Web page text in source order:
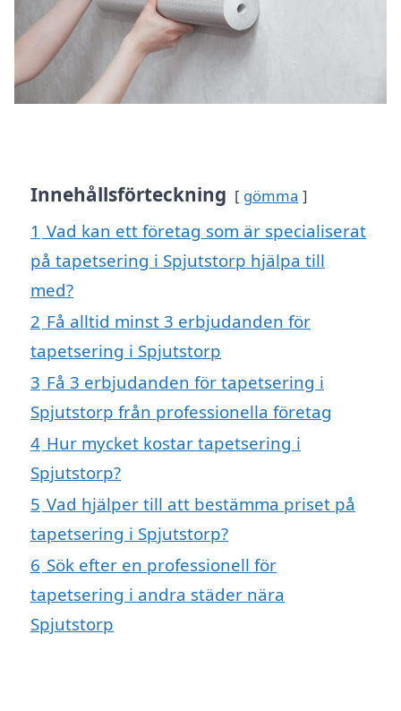
Innehållsförteckning gömma
1 Vad kan ett företag som är specialiserat
på tapetsering i Spjutstorp hjälpa till
med?
2 Få alltid minst 3 erbjudanden för
tapetsering i Spjutstorp
3 Få 3 erbjudanden för tapetsering i
Spjutstorp från professionella företag
4 Hur mycket kostar tapetsering i
Spjutstorp?
5 Vad hjälper till att bestämma priset på
tapetsering i Spjutstorp?
6 Sök efter en professionell för
tapetsering i andra städer nära
Spjutstorp